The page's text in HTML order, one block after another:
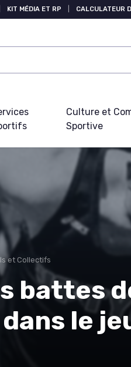
KIT MÉDIA ET RP CALCULATEUR
Culture et
Sportive
et Collectifs
battes
le